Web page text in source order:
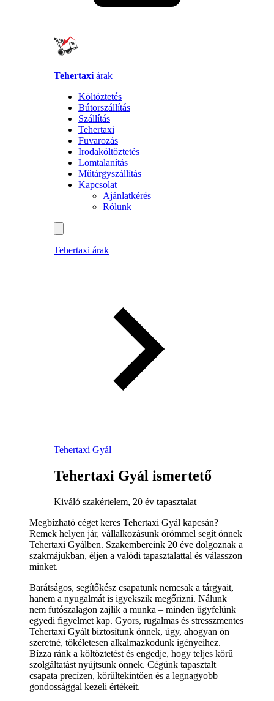
Tehertaxi árak
Költöztetés
Bútorszállítás
Szállítás
Tehertaxi
Fuvarozás
Irodaköltöztetés
Lomtalanítás
Műtárgyszállítás
Kapcsolat
Ajánlatkérés
Rólunk
Tehertaxi árak
Tehertaxi Gyál
Tehertaxi Gyál ismertető
Kiváló szakértelem, 20 év tapasztalat
Megbízható céget keres Tehertaxi Gyál kapcsán?
Remek helyen jár, vállalkozásunk örömmel segít önnek
Tehertaxi Gyálben. Szakembereink 20 éve dolgoznak a
szakmájukban, éljen a valódi tapasztalattal és válasszon
minket.
Barátságos, segítőkész csapatunk nemcsak a tárgyait,
hanem a nyugalmát is igyekszik megőrizni. Nálunk
nem futószalagon zajlik a munka – minden ügyfelünk
egyedi figyelmet kap. Gyors, rugalmas és stresszmentes
Tehertaxi Gyált biztosítunk önnek, úgy, ahogyan ön
szeretné, tökéletesen alkalmazkodunk igényeihez.
Bízza ránk a költöztetést és engedje, hogy teljes körű
szolgáltatást nyújtsunk önnek. Cégünk tapasztalt
csapata precízen, körültekintően és a legnagyobb
gondossággal kezeli értékeit.